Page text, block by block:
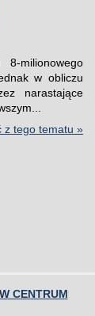
milionowego
w obliczu
narastające
z tego tematu »
CENTRUM